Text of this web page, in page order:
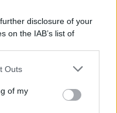
disclosure of your
on the IAB’s list of
by us to third parties
Outs
of my